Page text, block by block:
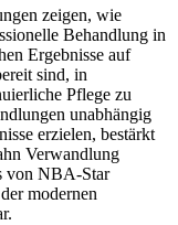
zeigen, wie
Behandlung in
Ergebnisse auf
sind, in
Pflege zu
unabhängig
erzielen, bestärkt
Verwandlung
von NBA-Star
modernen